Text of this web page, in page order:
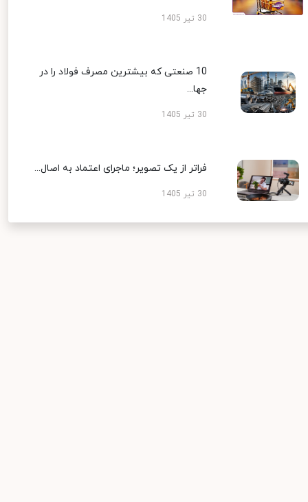
30 تیر 1405
10 صنعتی که بیشترین مصرف فولاد را در
جها...
30 تیر 1405
فراتر از یک تصویر؛ ماجرای اعتماد به اصال...
30 تیر 1405